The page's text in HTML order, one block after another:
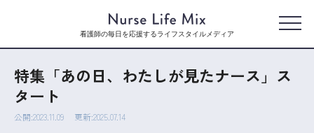
看護師の毎日を応援するライフスタイルメディア
特集「あの日、わたしが見たナース」ス
タート
公開:2023.11.09 更新:2025.07.14